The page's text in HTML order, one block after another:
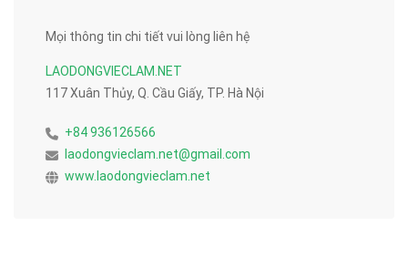
Mọi thông tin chi tiết vui lòng liên hệ
LAODONGVIECLAM.NET
117 Xuân Thủy, Q. Cầu Giấy, TP. Hà Nội
+84 936126566
laodongvieclam.net@gmail.com
www.laodongvieclam.net